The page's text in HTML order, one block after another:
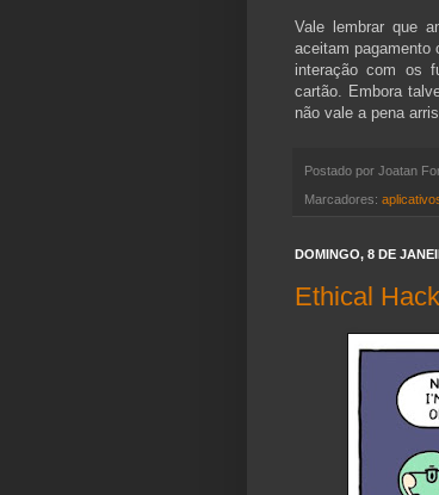
Vale lembrar que
aceitam pagamento
interação com os
cartão. Embora
não vale a pena
Postado por Joatan
Marcadores:
DOMINGO, 8 DE
Ethical